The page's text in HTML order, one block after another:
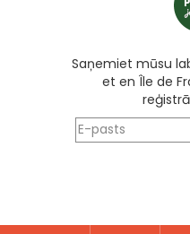
Saņemiet mūsu
et en Île de